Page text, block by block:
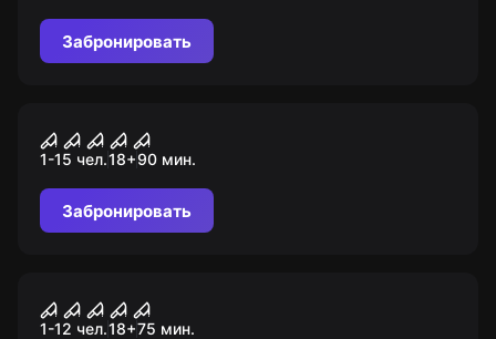
Забронировать
Присутствие
1-15 чел.18+90 мин.
Забронировать
Silent Hill
1-12 чел.18+75 мин.